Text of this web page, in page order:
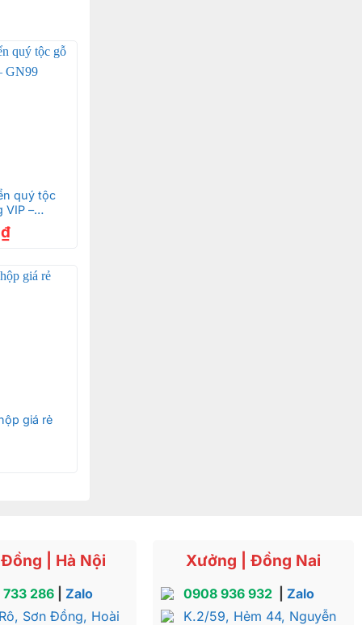
quý tộc
VIP –
₫
giá rẻ
| Hà Nội
286 |Zalo
Sơn Đồng, Hoài
Xưởng | Đồng Nai
0908 936 932
Zalo
K.2/59, Hẻm 44, Nguyễn